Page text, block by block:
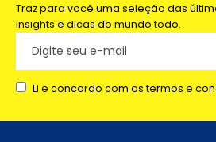
Traz para você uma seleção das
insights e dicas do mundo todo.
Li e concordo com os termos e